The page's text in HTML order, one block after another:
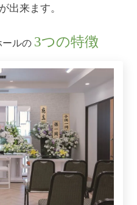
出来ます。
ールの 3つの特徴